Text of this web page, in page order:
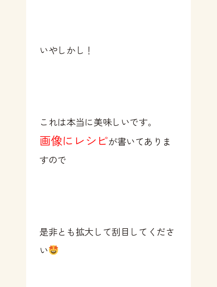
いやしかし！
これは本当に美味しいです。
画像にレシピが書いてありま
すので
是非とも拡大して刮目してくださ
い